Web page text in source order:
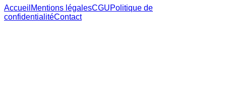
Accueil Mentions légalesCGUPolitique de
confidentialitéContact